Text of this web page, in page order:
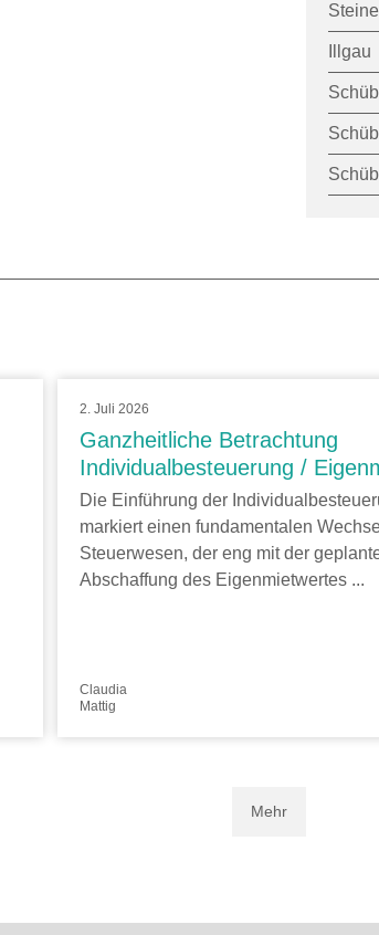
Illgau
2. Juli 2026
Ganzheitliche Betrachtung
Individualbesteuerung /
Die Einführung der
markiert einen fundamentalen
Steuerwesen, der eng mit der
Abschaffung des Eigenmietwertes ...
Claudia
Mattig
Mehr